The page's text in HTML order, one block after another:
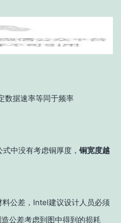
数据速率等同于频率
中没有考虑铜厚度， 铜宽度越
公差，Intel建议设计人员必须
公差考虑到图中得到的损耗